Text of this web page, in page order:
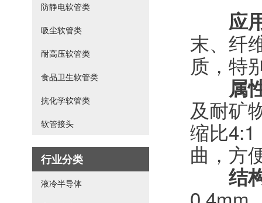
防静电软管类
吸尘软管类
耐高压软管类
食品卫生软管类
抗化学软管类
软管接头
行业分类
液冷半导体
应
末、纤
质，特
属
及耐矿
缩比4:1
曲，方
结